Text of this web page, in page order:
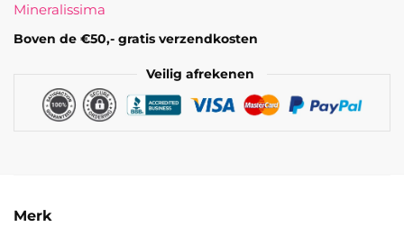
aantal
Mineralissima
Boven de €50,- gratis verzendkosten
Veilig afrekenen
Merk